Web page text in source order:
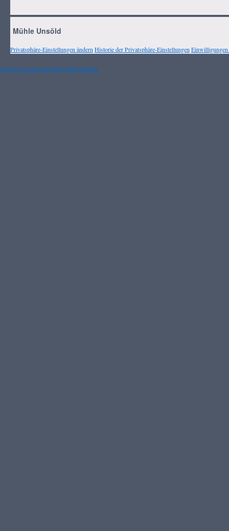
Mühle Unsöld
Privatsphäre-Einstellungen ändern Historie der Privatsphäre-Einstellungen
Cookie Consent mit Real Cookie Banner